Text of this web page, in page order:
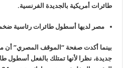
طائرات أمريكية بالجديدة الفرنسية.
مصر لديها أسطول طائرات رئاسية
بينما أكدت صفحة “الموقف المصري” أن
جديدة، نظرا لأنها تمتلك بالفعل أسطول